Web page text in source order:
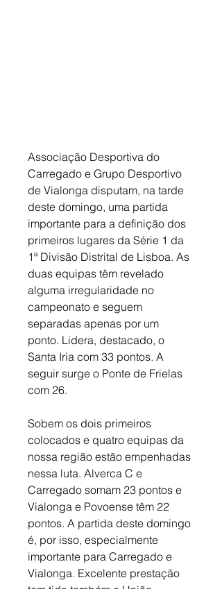
Associação Desportiva do
Carregado e Grupo Desportivo
de Vialonga disputam, na tarde
deste domingo, uma partida
importante para a definição dos
primeiros lugares da Série 1 da
1ª Divisão Distrital de Lisboa. As
duas equipas têm revelado
alguma irregularidade no
campeonato e seguem
separadas apenas por um
ponto. Lidera, destacado, o
Santa Iria com 33 pontos. A
seguir surge o Ponte de Frielas
com 26.
Sobem os dois primeiros
colocados e quatro equipas da
nossa região estão empenhadas
nessa luta. Alverca C e
Carregado somam 23 pontos e
Vialonga e Povoense têm 22
pontos. A partida deste domingo
é, por isso, especialmente
importante para Carregado e
Vialonga. Excelente prestação